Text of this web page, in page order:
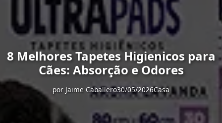
8 Melhores Tapetes Higienicos para
Cães: Absorção e Odores
por Jaime Caballero30/05/2026Casa